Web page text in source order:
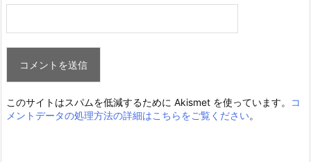
このサイトはスパムを低減するために Akismet を使っています。
コ
メントデータの処理方法の詳細はこちらをご覧ください。